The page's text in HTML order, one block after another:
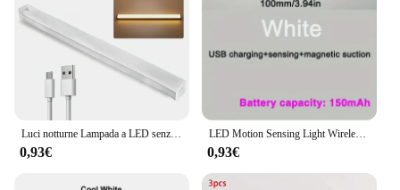
Luci notturne Lampada a LED senza fili Sensore di movimento USB ricaricabile magnetico per armadio Camera Armadio Cucina Corridoio Lampadina rilevatore di tubi
0,93€
LED Motion Sensing Light Wireless USB ricaricabile Motion Detection adatto per armadio da cucina corridoio e luci per scale
0,93€